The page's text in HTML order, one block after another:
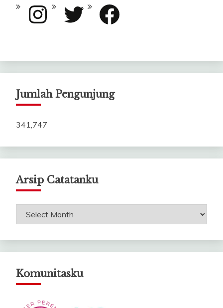
Instagram Twitter Facebook
Jumlah Pengunjung
341,747
Arsip Catatanku
Arsip
Komunitasku